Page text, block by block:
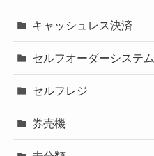
キャッシュレス決済
セルフオーダーシステム
セルフレジ
券売機